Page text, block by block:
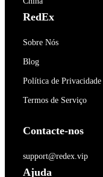
RedEx
Sobre Nós
Blog
Política de Privacidade
Termos de Serviço
Contacte-nos
support@redex.vip
Ajuda